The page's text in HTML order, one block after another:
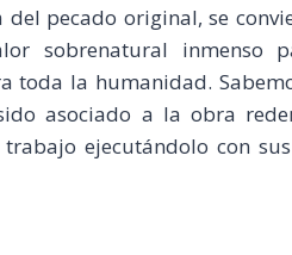
del pecado original, se
sobrenatural inmenso
toda la humanidad.
asociado a la obra
ejecutándolo con